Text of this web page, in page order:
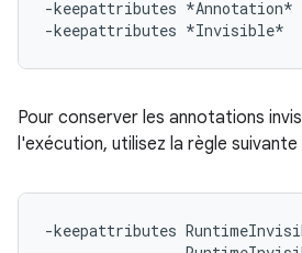
-keepattributes *Annotation*
Pour conserver les annotations
l'exécution, utilisez la règle suivante
-keepattributes